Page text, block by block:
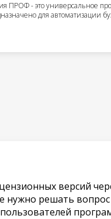
ПРОФ - это универсальное
для автоматизации
версий
нужно решать вопрос